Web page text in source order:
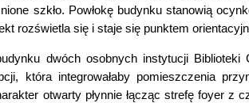
szkło. Powłokę budynku stanowią
rozświetla się i staje się punktem
dwóch osobnych instytucji
która integrowałaby pomieszczenia
otwarty płynnie łącząc strefę foyer z